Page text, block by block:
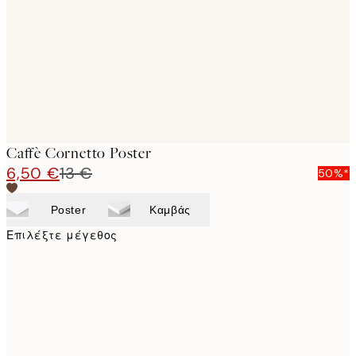
Caffè Cornetto Poster
6,50 €13 € 50%*
Poster Καμβάς
Επιλέξτε μέγεθος